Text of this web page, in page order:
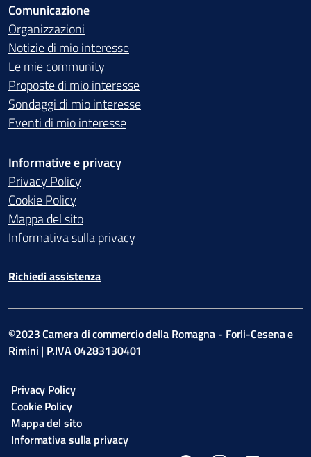
Comunicazione
Organizzazioni
Notizie di mio interesse
Le mie community
Proposte di mio interesse
Sondaggi di mio interesse
Eventi di mio interesse
Informative e privacy
Privacy Policy
Cookie Policy
Mappa del sito
Informativa sulla privacy
Richiedi assistenza
©2023 Camera di commercio della Romagna - Forli-Cesena e
Rimini | P.IVA 04283130401
Privacy Policy
Cookie Policy
Mappa del sito
Informativa sulla privacy